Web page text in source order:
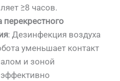
≥8 часов.
: Дезинфекция воздуха
уменьшает контакт
и зоной